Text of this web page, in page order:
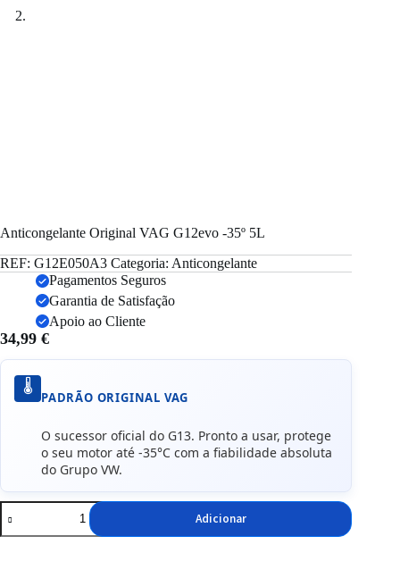
Anticongelante Original VAG G12evo -35º 5L
REF: G12E050A3 Categoria: Anticongelante
Pagamentos Seguros
Garantia de Satisfação
Apoio ao Cliente
34,99 €
🌡️
PADRÃO ORIGINAL VAG
O sucessor oficial do G13. Pronto a usar, protege
o seu motor até -35°C com a fiabilidade absoluta
do Grupo VW.
Quantidade
de
Anticongelante
Adicionar